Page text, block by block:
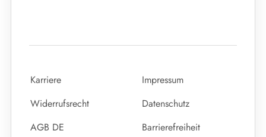
Karriere
Impressum
Widerrufsrecht
Datenschutz
AGB DE
Barrierefreiheit